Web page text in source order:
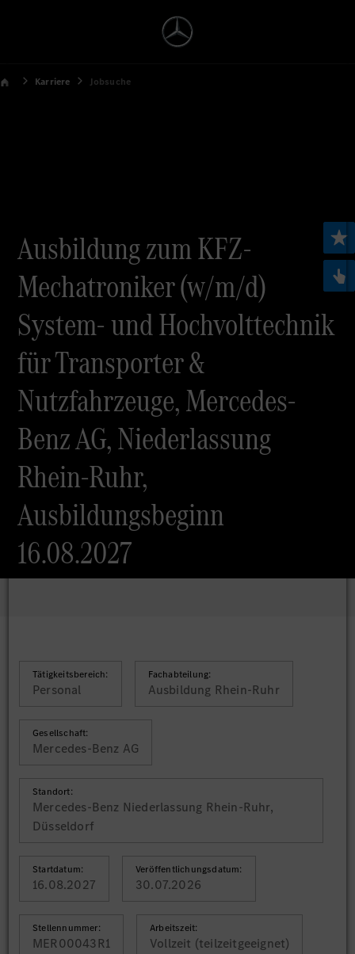
Karriere Jobsuche
Ausbildung zum KFZ-
Mechatroniker (w/m/d)
System- und Hochvolttechnik
für Transporter &
Nutzfahrzeuge, Mercedes-
Benz AG, Niederlassung
Rhein-Ruhr,
Ausbildungsbeginn
16.08.2027
Tätigkeitsbereich:
Personal
Fachabteilung:
Ausbildung Rhein-Ruhr
Gesellschaft:
Mercedes-Benz AG
Standort:
Mercedes-Benz Niederlassung Rhein-Ruhr,
Düsseldorf
Startdatum:
16.08.2027
Veröffentlichungsdatum:
30.07.2026
Stellennummer:
MER00043R1
Arbeitszeit:
Vollzeit (teilzeitgeeignet)